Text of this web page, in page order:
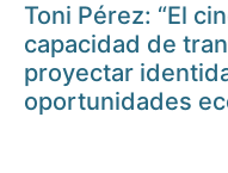
Toni Pérez: “El
capacidad de
proyectar
oportunidades